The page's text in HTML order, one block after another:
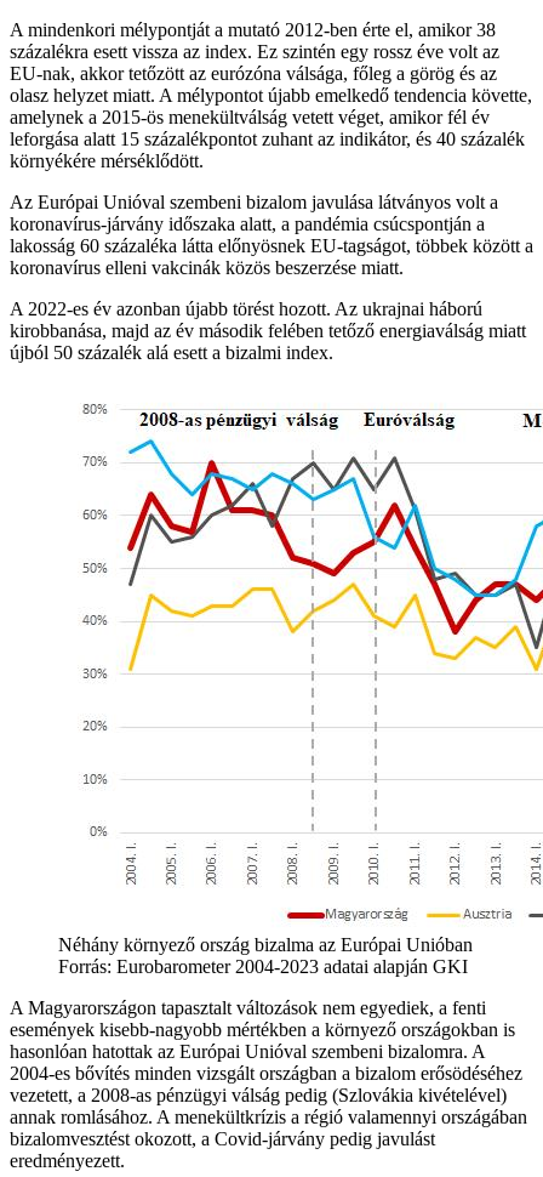
A mindenkori mélypontját a mutató 2012-ben érte el, amikor 38
százalékra esett vissza az index. Ez szintén egy rossz éve volt az
EU-nak, akkor tetőzött az eurózóna válsága, főleg a görög és az
olasz helyzet miatt. A mélypontot újabb emelkedő tendencia követte,
amelynek a 2015-ös menekültválság vetett véget, amikor fél év
leforgása alatt 15 százalékpontot zuhant az indikátor, és 40 százalék
környékére mérséklődött.
Az Európai Unióval szembeni bizalom javulása látványos volt a
koronavírus-járvány időszaka alatt, a pandémia csúcspontján a
lakosság 60 százaléka látta előnyösnek EU-tagságot, többek között a
koronavírus elleni vakcinák közös beszerzése miatt.
A 2022-es év azonban újabb törést hozott. Az ukrajnai háború
kirobbanása, majd az év második felében tetőző energiaválság miatt
újból 50 százalék alá esett a bizalmi index.
Néhány környező ország bizalma az Európai Unióban
Forrás: Eurobarometer 2004-2023 adatai alapján GKI
A Magyarországon tapasztalt változások nem egyediek, a fenti
események kisebb-nagyobb mértékben a környező országokban is
hasonlóan hatottak az Európai Unióval szembeni bizalomra. A
2004-es bővítés minden vizsgált országban a bizalom erősödéséhez
vezetett, a 2008-as pénzügyi válság pedig (Szlovákia kivételével)
annak romlásához. A menekültkrízis a régió valamennyi országában
bizalomvesztést okozott, a Covid-járvány pedig javulást
eredményezett.